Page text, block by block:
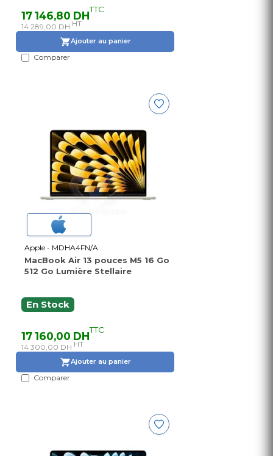
17 146,80 DHTTC
14 289,00 DH HT
Ajouter au panier
Comparer
Apple - MDHA4FN/A
MacBook Air 13 pouces M5 16 Go
512 Go Lumière Stellaire
En Stock
17 160,00 DHTTC
14 300,00 DH HT
Ajouter au panier
Comparer